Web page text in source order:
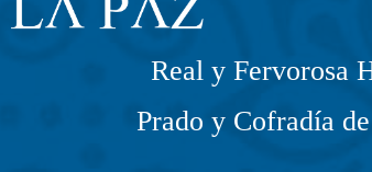
Real y Fervorosa
Prado y Cofradía